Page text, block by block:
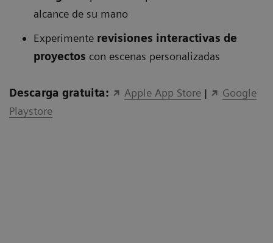
alcance de su mano
Experimente revisiones interactivas de
proyectos con escenas personalizadas
Descarga gratuita: Apple App Store|
Google
Playstore